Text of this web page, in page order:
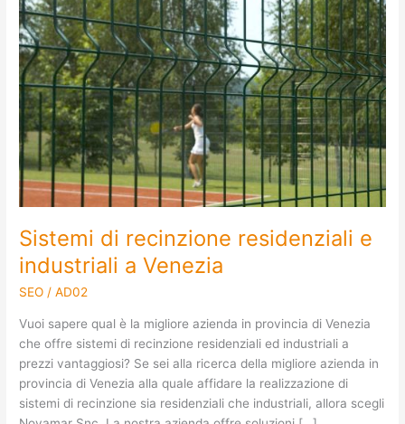
Sistemi di recinzione residenziali e
industriali a Venezia
SEO /AD02
Vuoi sapere qual è la migliore azienda in provincia di Venezia
che offre sistemi di recinzione residenziali ed industriali a
prezzi vantaggiosi? Se sei alla ricerca della migliore azienda in
provincia di Venezia alla quale affidare la realizzazione di
sistemi di recinzione sia residenziali che industriali, allora scegli
di
recinzione
residenziali
e
industriali
a
Venezia